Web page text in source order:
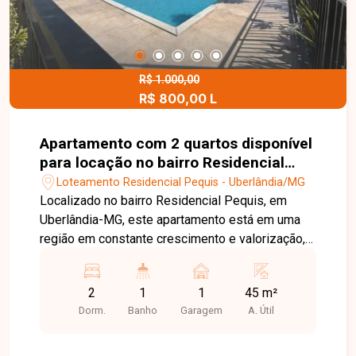
excelente oportunidade para quem deseja
construir a casa dos sonhos ou realizar um
investimento seguro em uma das regiões mais
desejadas de Uberlândia. Entre em contato e
conheça todos os detalhes dos lotes disponíveis
no Jardim Boa Vista.
R$ 1.000,00
R$ 800,00 L
Apartamento com 2 quartos disponível
para locação no bairro Residencial
Pequis em Uberlândia-MG
Loteamento Residencial Pequis - Uberlândia/MG
Localizado no bairro Residencial Pequis, em
Uberlândia-MG, este apartamento está em uma
região em constante crescimento e valorização,
infraestrutura completa, contando com
comércios, escolas, supermercados e diversos
serviços que proporcionam mais praticidade no
2
Dorm.
1
Banho
1
Garagem
45 m²
A. Útil